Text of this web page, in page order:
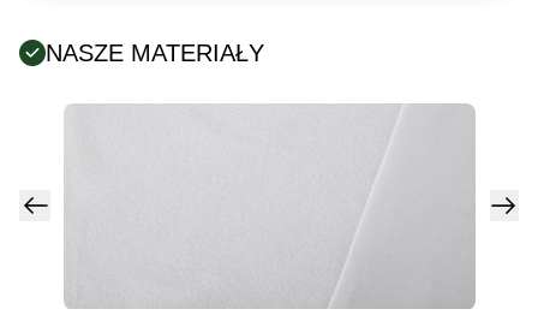
szkodliwych substancji chemicznych).
NASZE MATERIAŁY